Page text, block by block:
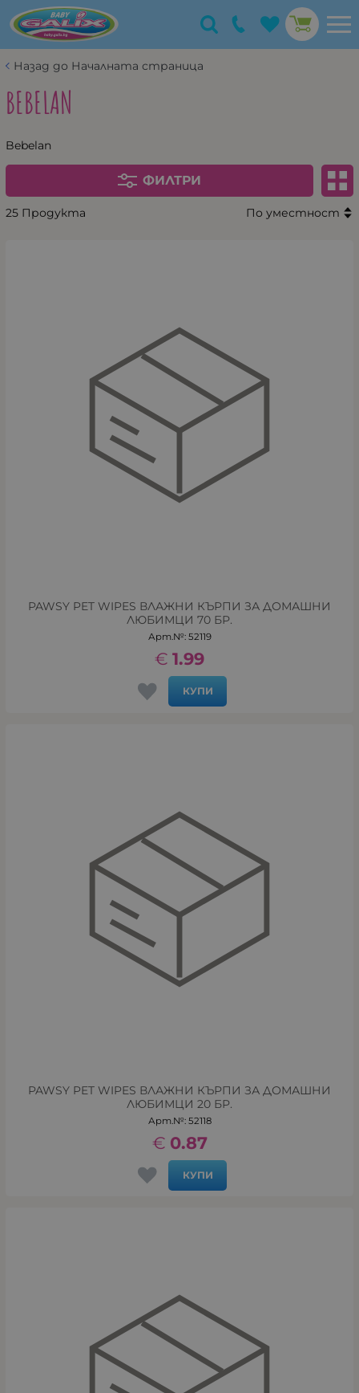
Назад до Началната страница
BEBELAN
Bebelan
ФИЛТРИ
25 Продукта По уместност
PAWSY PET WIPES ВЛАЖНИ КЪРПИ ЗА ДОМАШНИ
ЛЮБИМЦИ 70 БР.
Арт.№: 52119
1.99
€
КУПИ
PAWSY PET WIPES ВЛАЖНИ КЪРПИ ЗА ДОМАШНИ
ЛЮБИМЦИ 20 БР.
Арт.№: 52118
0.87
€
КУПИ